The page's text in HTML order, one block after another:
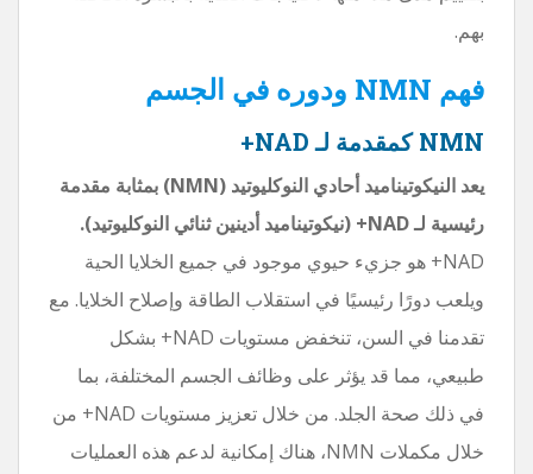
بهم.
فهم NMN ودوره في الجسم
NMN كمقدمة لـ NAD+
يعد النيكوتيناميد أحادي النوكليوتيد (NMN) بمثابة مقدمة
رئيسية لـ NAD+ (نيكوتيناميد أدينين ثنائي النوكليوتيد).
NAD+ هو جزيء حيوي موجود في جميع الخلايا الحية
ويلعب دورًا رئيسيًا في استقلاب الطاقة وإصلاح الخلايا. مع
تقدمنا ​​في السن، تنخفض مستويات NAD+ بشكل
طبيعي، مما قد يؤثر على وظائف الجسم المختلفة، بما
في ذلك صحة الجلد. من خلال تعزيز مستويات NAD+ من
خلال مكملات NMN، هناك إمكانية لدعم هذه العمليات